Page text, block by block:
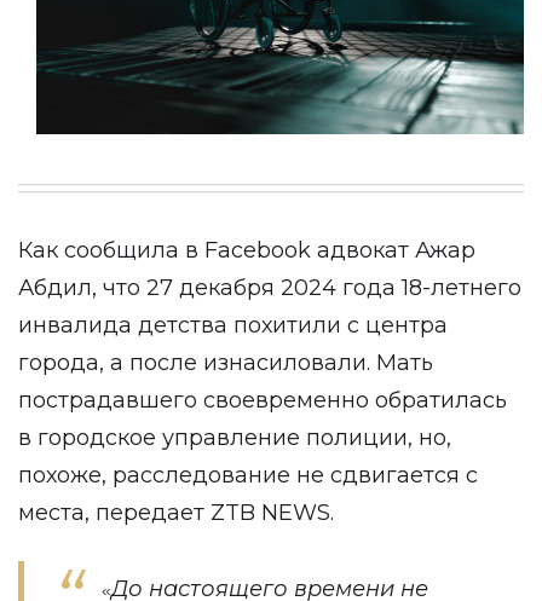
Как сообщила в Facebook адвокат Ажар
Абдил, что 27 декабря 2024 года 18-летнего
инвалида детства похитили с центра
города, а после изнасиловали. Мать
пострадавшего своевременно обратилась
в городское управление полиции, но,
похоже, расследование не сдвигается с
места, передает ZTB NEWS.
«До настоящего времени не